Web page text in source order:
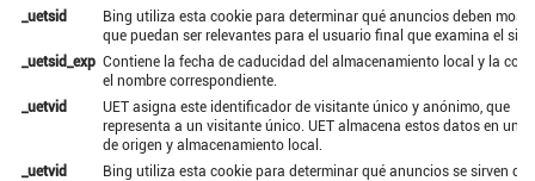
_uetsid
Bing utiliza esta cookie para determinar qué anuncios deben
que puedan ser relevantes para el usuario final que examina el
_uetsid_exp Contiene la fecha de caducidad del almacenamiento local y la
el nombre correspondiente.
_uetvid
UET asigna este identificador de visitante único y anónimo, que
representa a un visitante único. UET almacena estos datos en una
de origen y almacenamiento local.
_uetvid
Bing utiliza esta cookie para determinar qué anuncios se sirven que